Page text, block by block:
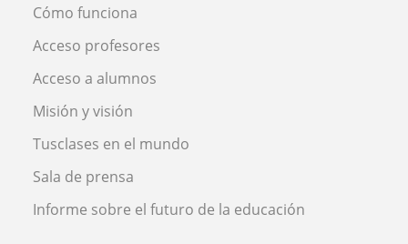
Cómo funciona
Acceso profesores
Acceso a alumnos
Misión y visión
Tusclases en el mundo
Sala de prensa
Informe sobre el futuro de la educación